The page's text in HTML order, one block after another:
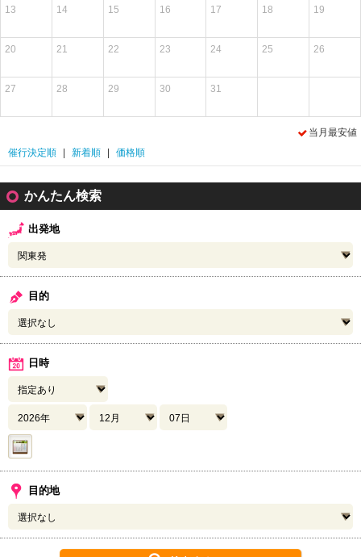
13 14 15 16 17 18 19
20 21 22 23 24 25 26
27 28 29 30 31
当月最安値
催行決定順
新着順 価格順
かんたん検索
出発地
目的
日時
目的地